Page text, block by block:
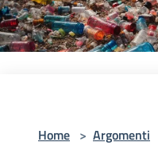
Home > Argomenti